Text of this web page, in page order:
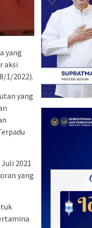
yang
aksi
1/2022).
yang
2021
yang